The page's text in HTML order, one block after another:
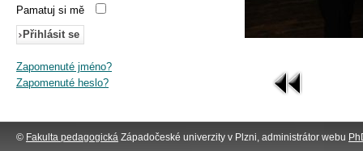
Pamatuj si mě
Přihlásit se
Zapomenuté jméno?
Zapomenuté heslo?
© Fakulta pedagogická Západočeské univerzity v Plzni, administrátor webu